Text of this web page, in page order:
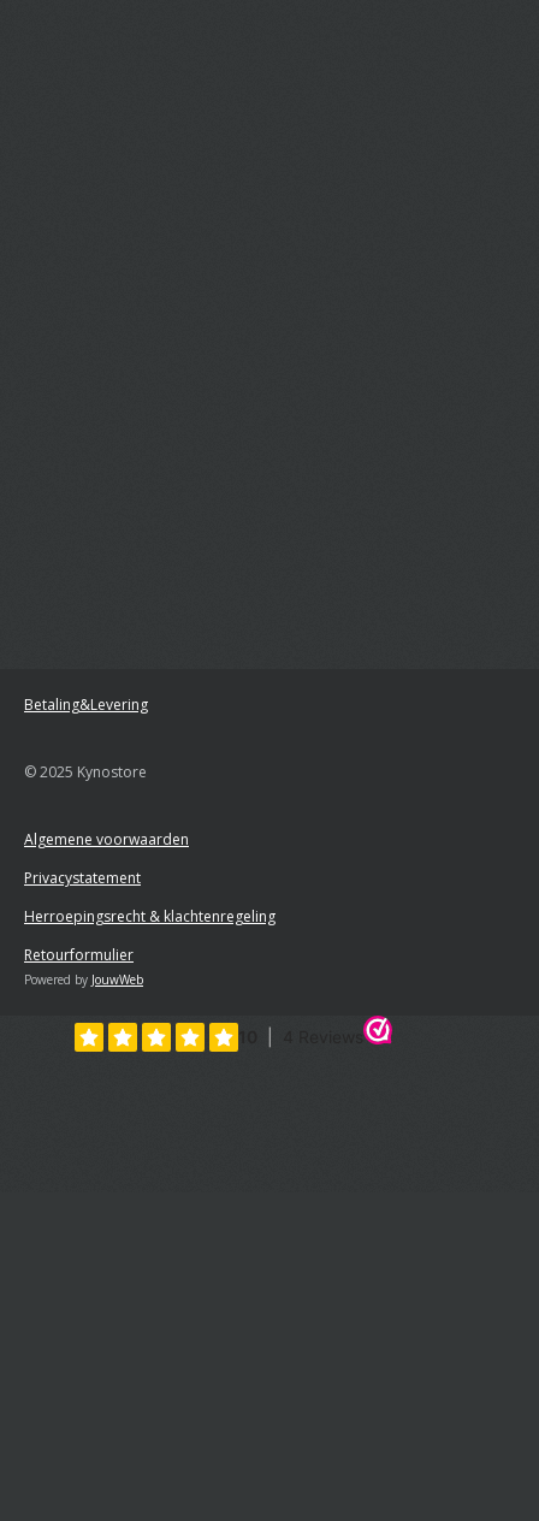
Betaling&Levering
© 2025 Kynostore
Algemene voorwaarden
Privacystatement
Herroepingsrecht & klachtenregeling
Retourformulier
Powered by JouwWeb